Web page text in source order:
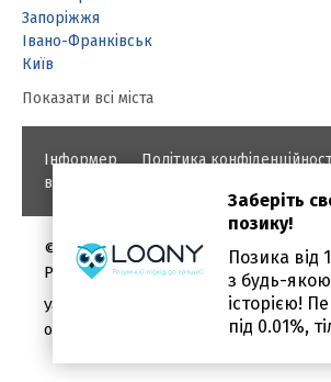
Запоріжжя
Івано-Франківськ
Київ
Показати всі міста
Інформер Політика
використання
©
PROBANKI.COM.UA
Уся інформація про кредити і позики
ознайомлювальних цілях.
Заберіть
позику!
Позика від
з будь-
історією!
під 0.01%,